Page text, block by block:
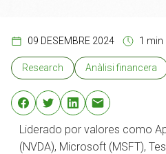
09 DESEMBRE 2024 1 min
Research Anàlisi financera
Liderado por valores como
(NVDA), Microsoft (MSFT),